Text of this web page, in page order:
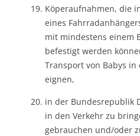
Köperaufnahmen, die
eines
mit mindestens einem
befestigt werden
Transport von Babys
eignen,
in der Bundesrepublik
in den Verkehr zu
gebrauchen und/oder